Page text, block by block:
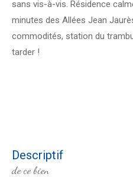
sans vis-à-vis. Résidence
minutes des Allées Jean
commodités, station du
tarder !
descriptif
de ce bien